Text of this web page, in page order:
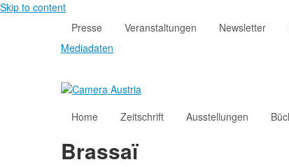
Skip to content
Presse
Veranstaltungen Newsletter
Mediadaten
Home Zeitschrift Ausstellungen
Brassaï